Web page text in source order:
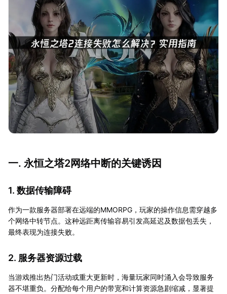
一. 永恒之塔2网络中断的关键诱因
1. 数据传输障碍
作为一款服务器部署在远端的MMORPG，玩家的操作信息需穿越多
个网络中转节点。这种远距离传输容易引发高延迟及数据包丢失，
最终表现为连接失败。
2. 服务器资源过载
当游戏推出热门活动或重大更新时，海量玩家同时涌入会导致服务
器不堪重负。分配给每个用户的带宽和计算资源急剧缩减，显著提